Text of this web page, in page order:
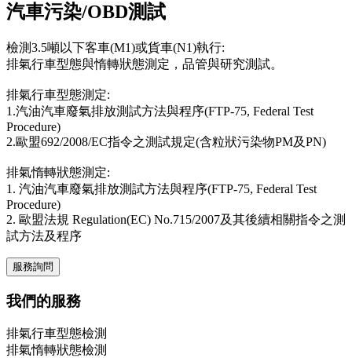
汽車污染/OBD測試
檢測3.5噸以下客車(M1)或貨車(N1)執行:
排氣行車型態與惰轉狀態測定，品管與研究測試。
排氣行車型態測定:
1.汽油汽車廢氣排放測試方法與程序(FTP-75, Federal Test
Procedure)
2.歐盟692/2008/EC指令之測試規定(含粒狀污染物PM及PN)
排氣惰轉狀態測定:
1. 汽油汽車廢氣排放測試方法與程序(FTP-75, Federal Test
Procedure)
2. 歐盟法規 Regulation(EC) No.715/2007及其後續相關指令之測
試方法及程序
服務詢問
我們的服務
排氣行車型態檢測
排氣惰轉狀態檢測